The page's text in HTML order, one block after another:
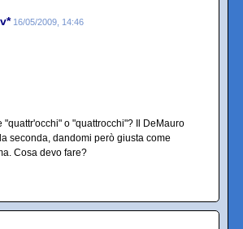
16/05/2009, 14:46
"quattr'occhi" o "quattrocchi"? Il DeMauro
seconda, dandomi però giusta come
Cosa devo fare?